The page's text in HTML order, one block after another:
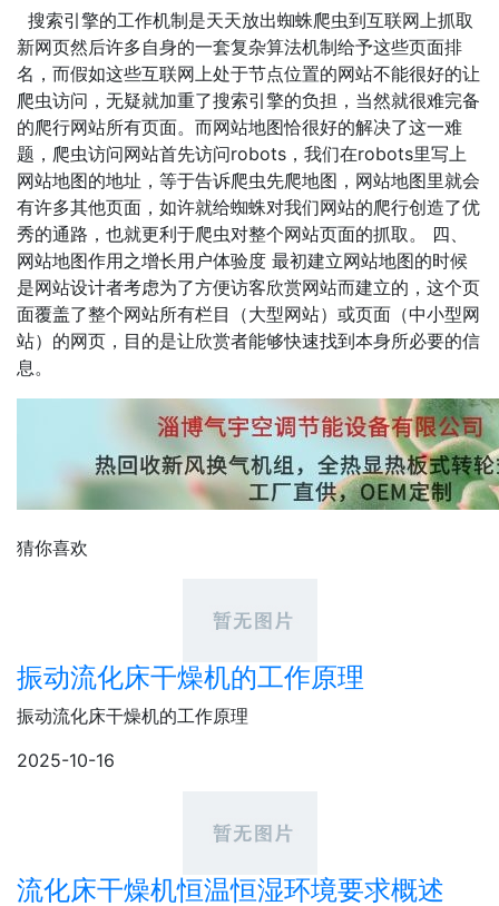
搜索引擎的工作机制是天天放出蜘蛛爬虫到互联网上抓取
新网页然后许多自身的一套复杂算法机制给予这些页面排
名，而假如这些互联网上处于节点位置的网站不能很好的让
爬虫访问，无疑就加重了搜索引擎的负担，当然就很难完备
的爬行网站所有页面。而网站地图恰很好的解决了这一难
题，爬虫访问网站首先访问robots，我们在robots里写上
网站地图的地址，等于告诉爬虫先爬地图，网站地图里就会
有许多其他页面，如许就给蜘蛛对我们网站的爬行创造了优
秀的通路，也就更利于爬虫对整个网站页面的抓取。 四、
网站地图作用之增长用户体验度 最初建立网站地图的时候
是网站设计者考虑为了方便访客欣赏网站而建立的，这个页
面覆盖了整个网站所有栏目（大型网站）或页面（中小型网
站）的网页，目的是让欣赏者能够快速找到本身所必要的信
息。
猜你喜欢
振动流化床干燥机的工作原理
振动流化床干燥机的工作原理
2025-10-16
流化床干燥机恒温恒湿环境要求概述